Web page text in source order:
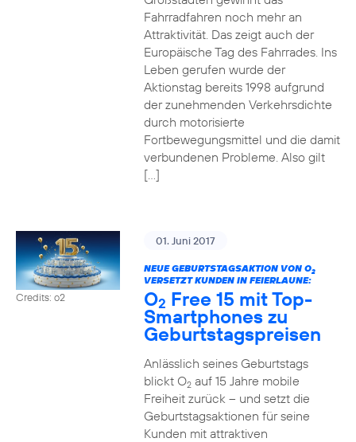
Fahrradfahren noch mehr an
Attraktivität. Das zeigt auch der
Europäische Tag des Fahrrades. Ins
Leben gerufen wurde der
Aktionstag bereits 1998 aufgrund
der zunehmenden Verkehrsdichte
durch motorisierte
Fortbewegungsmittel und die damit
verbundenen Probleme. Also gilt
[…]
Credits: o2
01. Juni 2017
NEUE GEBURTSTAGSAKTION VON O2
VERSETZT KUNDEN IN FEIERLAUNE:
O2 Free 15 mit Top-
Smartphones zu
Geburtstagspreisen
Anlässlich seines Geburtstags
blickt O2auf 15 Jahre mobile
Freiheit zurück – und setzt die
Geburtstagsaktionen für seine
Kunden mit attraktiven